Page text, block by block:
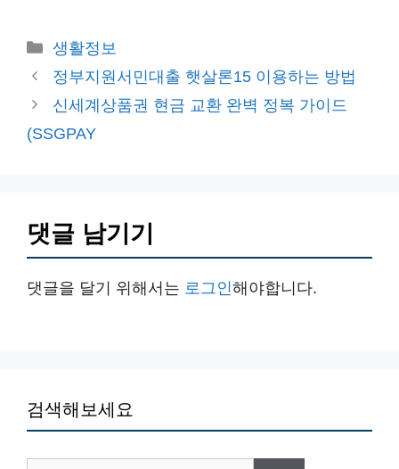
카
테
리
생활정보
정부지원서민대출 햇살론15 이용하는 방법
신세계상품권 현금 교환 완벽 정복 가이드
(SSGPAY
댓글 남기기
댓글을 달기 위해서는 로그인해야합니다.
검색해보세요